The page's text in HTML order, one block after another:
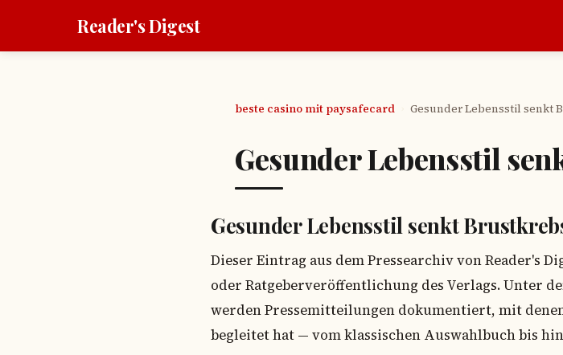
Reader's Digest
beste casino mit paysafecard Gesunder Lebensstil senkt
Gesunder Lebensstil
Gesunder Lebensstil senkt
Dieser Eintrag aus dem Pressearchiv von Reader's
oder Ratgeberveröffentlichung des Verlags. Unter
werden Pressemitteilungen dokumentiert, mit
begleitet hat — vom klassischen Auswahlbuch bis